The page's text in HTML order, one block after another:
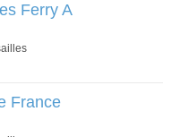
Ferry A
France